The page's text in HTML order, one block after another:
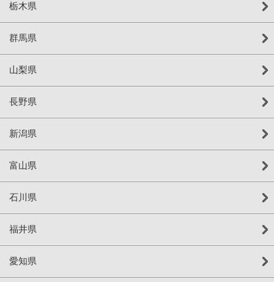
栃木県
群馬県
山梨県
長野県
新潟県
富山県
石川県
福井県
愛知県